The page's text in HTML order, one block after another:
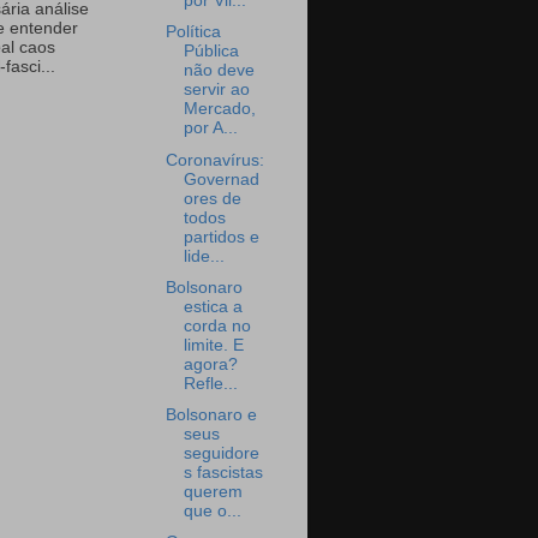
análise
entender
caos
Política
Pública
não deve
servir ao
Mercado,
por A...
Coronavírus:
Governad
ores de
todos
partidos e
lide...
Bolsonaro
estica a
corda no
limite. E
agora?
Refle...
Bolsonaro e
seus
seguidore
s fascistas
querem
que o...